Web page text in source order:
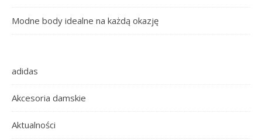
Modne body idealne na każdą okazję
adidas
Akcesoria damskie
Aktualności